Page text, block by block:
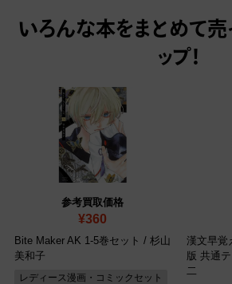
いろんな本をまとめて売
ップ！
参考買取価格
¥360
Bite Maker AK 1-5巻セット / 杉山
美和子
レディース漫画・コミックセット
漢文早覚
版 共通
二